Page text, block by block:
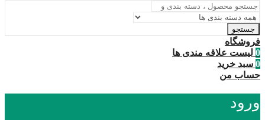
جستجو
فروشگاه
0 لیست علاقه مندی ها
0 سبد خرید
حساب من
ورود